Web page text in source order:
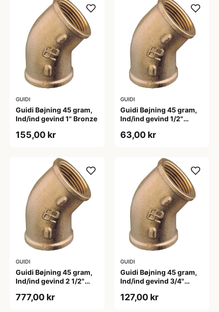
GUIDI
Guidi Bøjning 45 gram,
Ind/ind gevind 1" Bronze
155,00 kr
GUIDI
Guidi Bøjning 45 gram,
Ind/ind gevind 1/2"
63,00 kr
GUIDI
Guidi Bøjning 45 gram,
Ind/ind gevind 2 1/2"
777,00 kr
GUIDI
Guidi Bøjning 45 gram,
Ind/ind gevind 3/4"
127,00 kr